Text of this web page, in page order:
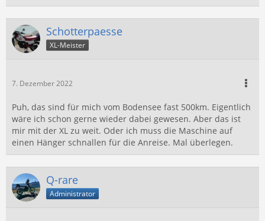
Schotterpaesse
XL-Meister
7. Dezember 2022
Puh, das sind für mich vom Bodensee fast 500km. Eigentlich
wäre ich schon gerne wieder dabei gewesen. Aber das ist
mir mit der XL zu weit. Oder ich muss die Maschine auf
einen Hänger schnallen für die Anreise. Mal überlegen.
Q-rare
Administrator